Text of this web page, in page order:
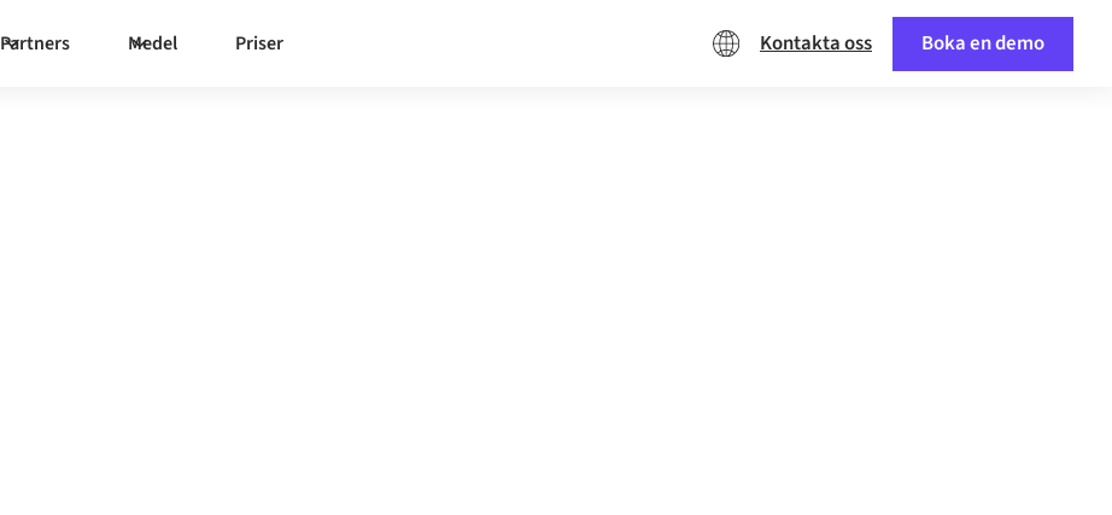
Partners Medel Priser Kontakta oss Boka en demo